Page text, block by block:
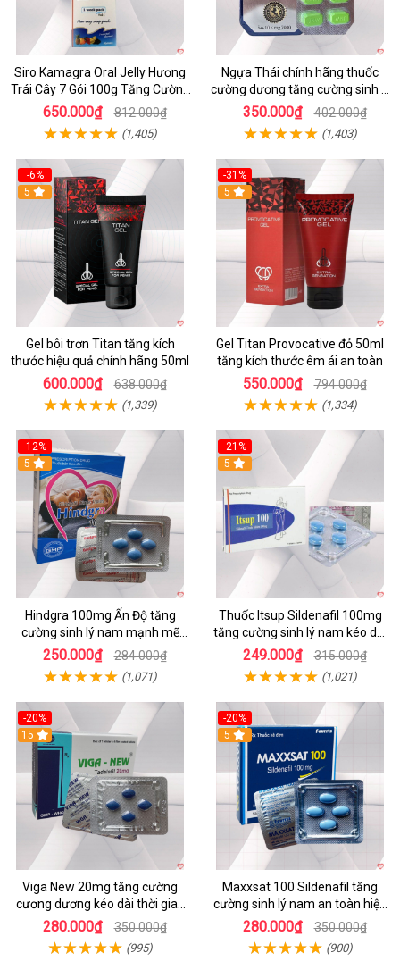
Siro Kamagra Oral Jelly Hương
Trái Cây 7 Gói 100g Tăng Cường
Sinh Lý Nam
650.000₫ 812.000₫
(1,405)
Ngựa Thái chính hãng thuốc
cường dương tăng cường sinh lý
nam hộp 10 viên
350.000₫ 402.000₫
(1,403)
-6%
5
Gel bôi trơn Titan tăng kích
thước hiệu quả chính hãng 50ml
600.000₫ 638.000₫
(1,339)
-31%
Hot
5
Gel Titan Provocative đỏ 50ml
tăng kích thước êm ái an toàn
550.000₫ 794.000₫
(1,334)
-12%
5
Hindgra 100mg Ấn Độ tăng
cường sinh lý nam mạnh mẽ
chống xuất tinh sớm
250.000₫ 284.000₫
(1,071)
-21%
5
Thuốc Itsup Sildenafil 100mg
tăng cường sinh lý nam kéo dài
thời gian chất lượng
249.000₫ 315.000₫
(1,021)
-20%
15
Viga New 20mg tăng cường
cương dương kéo dài thời gian
quan hệ hộp 4 viên
280.000₫ 350.000₫
(995)
-20%
5
Maxxsat 100 Sildenafil tăng
cường sinh lý nam an toàn hiệu
quả
280.000₫ 350.000₫
(900)